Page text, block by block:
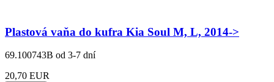
Plastová vaňa do kufra Kia Soul M, L, 2014->
69.100743B od 3-7 dní
20,70 EUR